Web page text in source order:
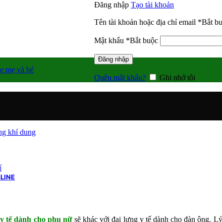
Đăng nhập Tạo tài khoản
Tên tài khoản hoặc địa chỉ email *Bắt
Mật khẩu *Bắt buộc
Đăng nhập
Quên mật khẩu? Ghi nhớ tôi
mẹ và bé
khí dung
tế dành cho phụ nữsẽ khác với đai lưng y tế dành cho đàn ông.